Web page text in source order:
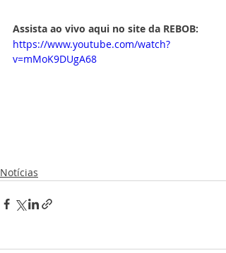
Assista ao vivo aqui no site da REBOB:
https://www.youtube.com/watch?
v=mMoK9DUgA68
Notícias